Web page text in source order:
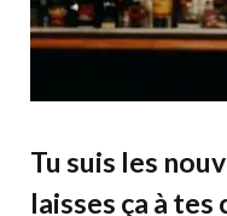
Tu suis les
laisses ça à